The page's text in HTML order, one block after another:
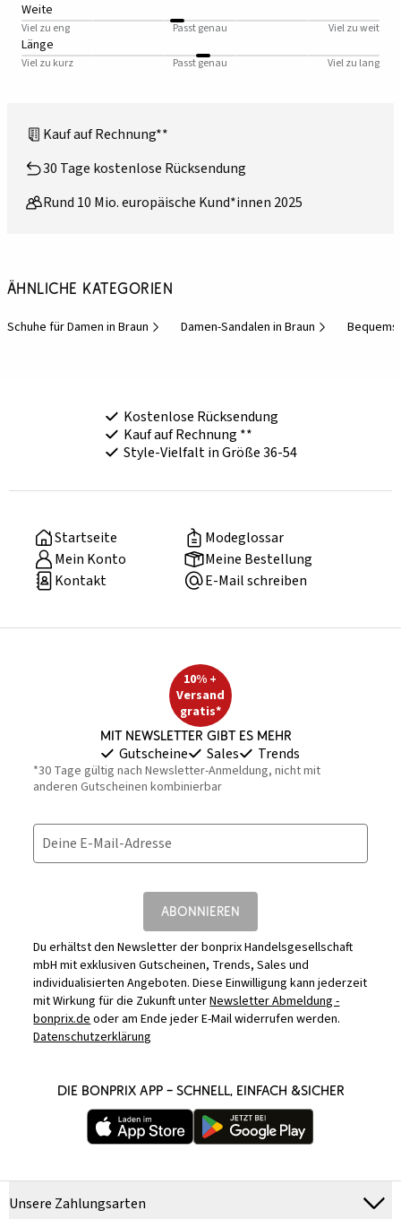
Weite
Viel zu eng Passt genau Viel zu weit
Länge
Viel zu kurz Passt genau Viel zu lang
Kauf auf Rechnung**
30 Tage kostenlose Rücksendung
Rund 10 Mio. europäische Kund*innen 2025
Ähnliche Kategorien
Schuhe für Damen in Braun Damen-Sandalen in Braun
Kostenlose Rücksendung
Kauf auf Rechnung **
Style-Vielfalt in Größe 36-54
Startseite
Modeglossar
Mein Konto
Meine Bestellung
Kontakt
E-Mail schreiben
10% +
Versand
gratis*
Mit Newsletter gibt es mehr
Gutscheine Sales Trends
*30 Tage gültig nach Newsletter-Anmeldung, nicht mit
anderen Gutscheinen kombinierbar
Deine E-Mail-Adresse
ABONNIEREN
Du erhältst den Newsletter der bonprix Handelsgesellschaft
mbH mit exklusiven Gutscheinen, Trends, Sales und
individualisierten Angeboten. Diese Einwilligung kann jederzeit
mit Wirkung für die Zukunft unterNewsletter Abmeldung -
bonprix.deoder am Ende jeder E-Mail widerrufen werden.
Datenschutzerklärung
DIE BONPRIX APP – SCHNELL, EINFACH &SICHER
Unsere Zahlungsarten